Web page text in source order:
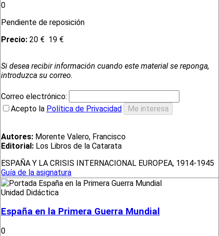
0
Pendiente de reposición
Precio: 20 € 19 €
Si desea recibir información cuando este material se reponga,
introduzca su correo.
Correo electrónico:
Acepto la Política de Privacidad
Autores: Morente Valero, Francisco
Editorial: Los Libros de la Catarata
ESPAÑA Y LA CRISIS INTERNACIONAL EUROPEA, 1914-1945
Guía de la asignatura
Unidad Didáctica
España en la Primera Guerra Mundial
0